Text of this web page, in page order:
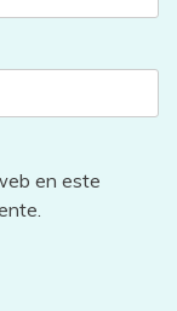
en este